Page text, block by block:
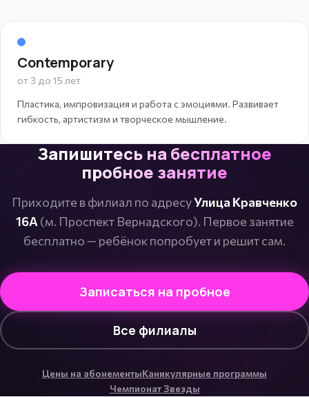
Contemporary
от 3 до 15 лет
Пластика, импровизация и работа с эмоциями. Развивает
гибкость, артистизм и творческое мышление.
Запишитесь на бесплатное
пробное занятие
Приходите в филиал по адресуУлица Кравченко
16А (м. Проспект Вернадского). Первое занятие
бесплатно — ребёнок попробует и решит сам.
Записаться на пробное
Все филиалы
Цены на абонементыКаникулярные программы
Чемпионат Звезды